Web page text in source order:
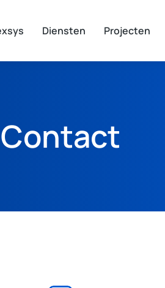
Diensten Projecten
Contact